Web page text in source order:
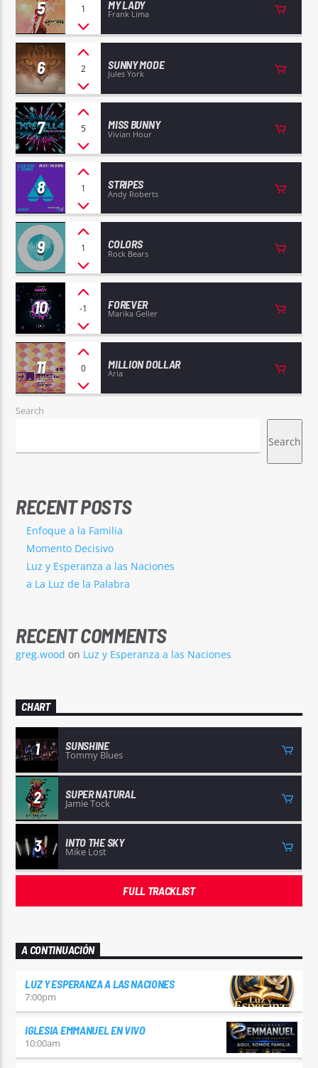
5 1 MY LADY
Frank Lima
6 2 SUNNY MODE
Jules York
7 5 MISS BUNNY
Vivian Hour
8 1 STRIPES
Andy Roberts
9 1 COLORS
Rock Bears
10 -1 FOREVER
Marika Geller
11 0 MILLION DOLLAR
Aria
Search
Search
RECENT POSTS
Enfoque a la Familia
Momento Decisivo
Luz y Esperanza a las Naciones
a La Luz de la Palabra
RECENT COMMENTS
greg.wood on Luz y Esperanza a las Naciones
CHART
1 SUNSHINE
Tommy Blues
2 SUPER NATURAL
Jamie Tock
3 INTO THE SKY
Mike Lost
FULL TRACKLIST
A CONTINUACIÓN
LUZ Y ESPERANZA A LAS NACIONES
7:00pm
IGLESIA EMMANUEL EN VIVO
10:00am